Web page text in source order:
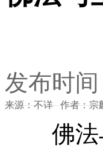
发布时
来源：不详 作者：宗
佛法